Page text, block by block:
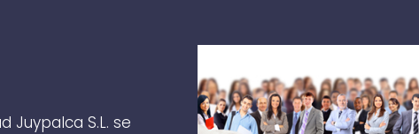
Juypalca S.L. se